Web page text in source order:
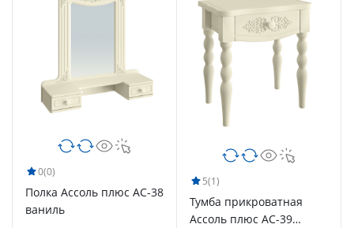
0(0)
Полка Ассоль плюс АС-38
ваниль
5(1)
Тумба прикроватная
Ассоль плюс АС-39